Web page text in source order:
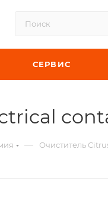
СЕРВИС
— Очиститель